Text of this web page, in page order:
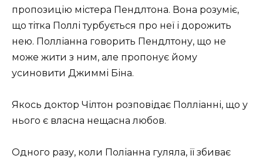
пропозицію містера Пендлтона. Вона розуміє,
що тітка Поллі турбується про неї і дорожить
нею. Полліанна говорить Пендлтону, що не
може жити з ним, але пропонує йому
усиновити Джиммі Біна.
Якось доктор Чілтон розповідає Полліанні, що у
нього є власна нещасна любов.
Одного разу, коли Поліанна гуляла, її збиває